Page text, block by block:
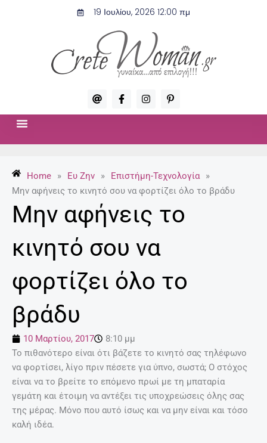
19 Ιουλίου, 2026 12:00 πμ
A
t
F
a
c
f
I
n
s
P
i
n
-
p
Home » Ευ Ζην » Επιστήμη-Τεχνολογία
»
Μην αφήνεις το κινητό σου να φορτίζει όλο το βράδυ
Μην αφήνεις το
κινητό σου να
φορτίζει όλο το
βράδυ
10 Μαρτίου, 2017
8:10 μμ
Το πιθανότερο είναι ότι βάζετε το κινητό σας τηλέφωνο
να φορτίσει, λίγο πριν πέσετε για ύπνο, σωστά; Ο στόχος
είναι να το βρείτε το επόμενο πρωί με τη μπαταρία
γεμάτη και έτοιμη να αντέξει τις υποχρεώσεις όλης σας
της μέρας. Μόνο που αυτό ίσως και να μην είναι και τόσο
καλή ιδέα.